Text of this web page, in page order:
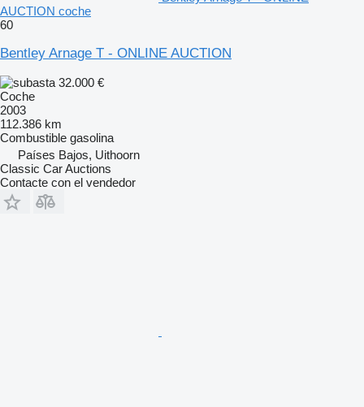
AUCTION coche
60
Bentley Arnage T - ONLINE AUCTION
32.000 €
Coche
2003
112.386 km
Combustible gasolina
Países Bajos, Uithoorn
Classic Car Auctions
Contacte con el vendedor